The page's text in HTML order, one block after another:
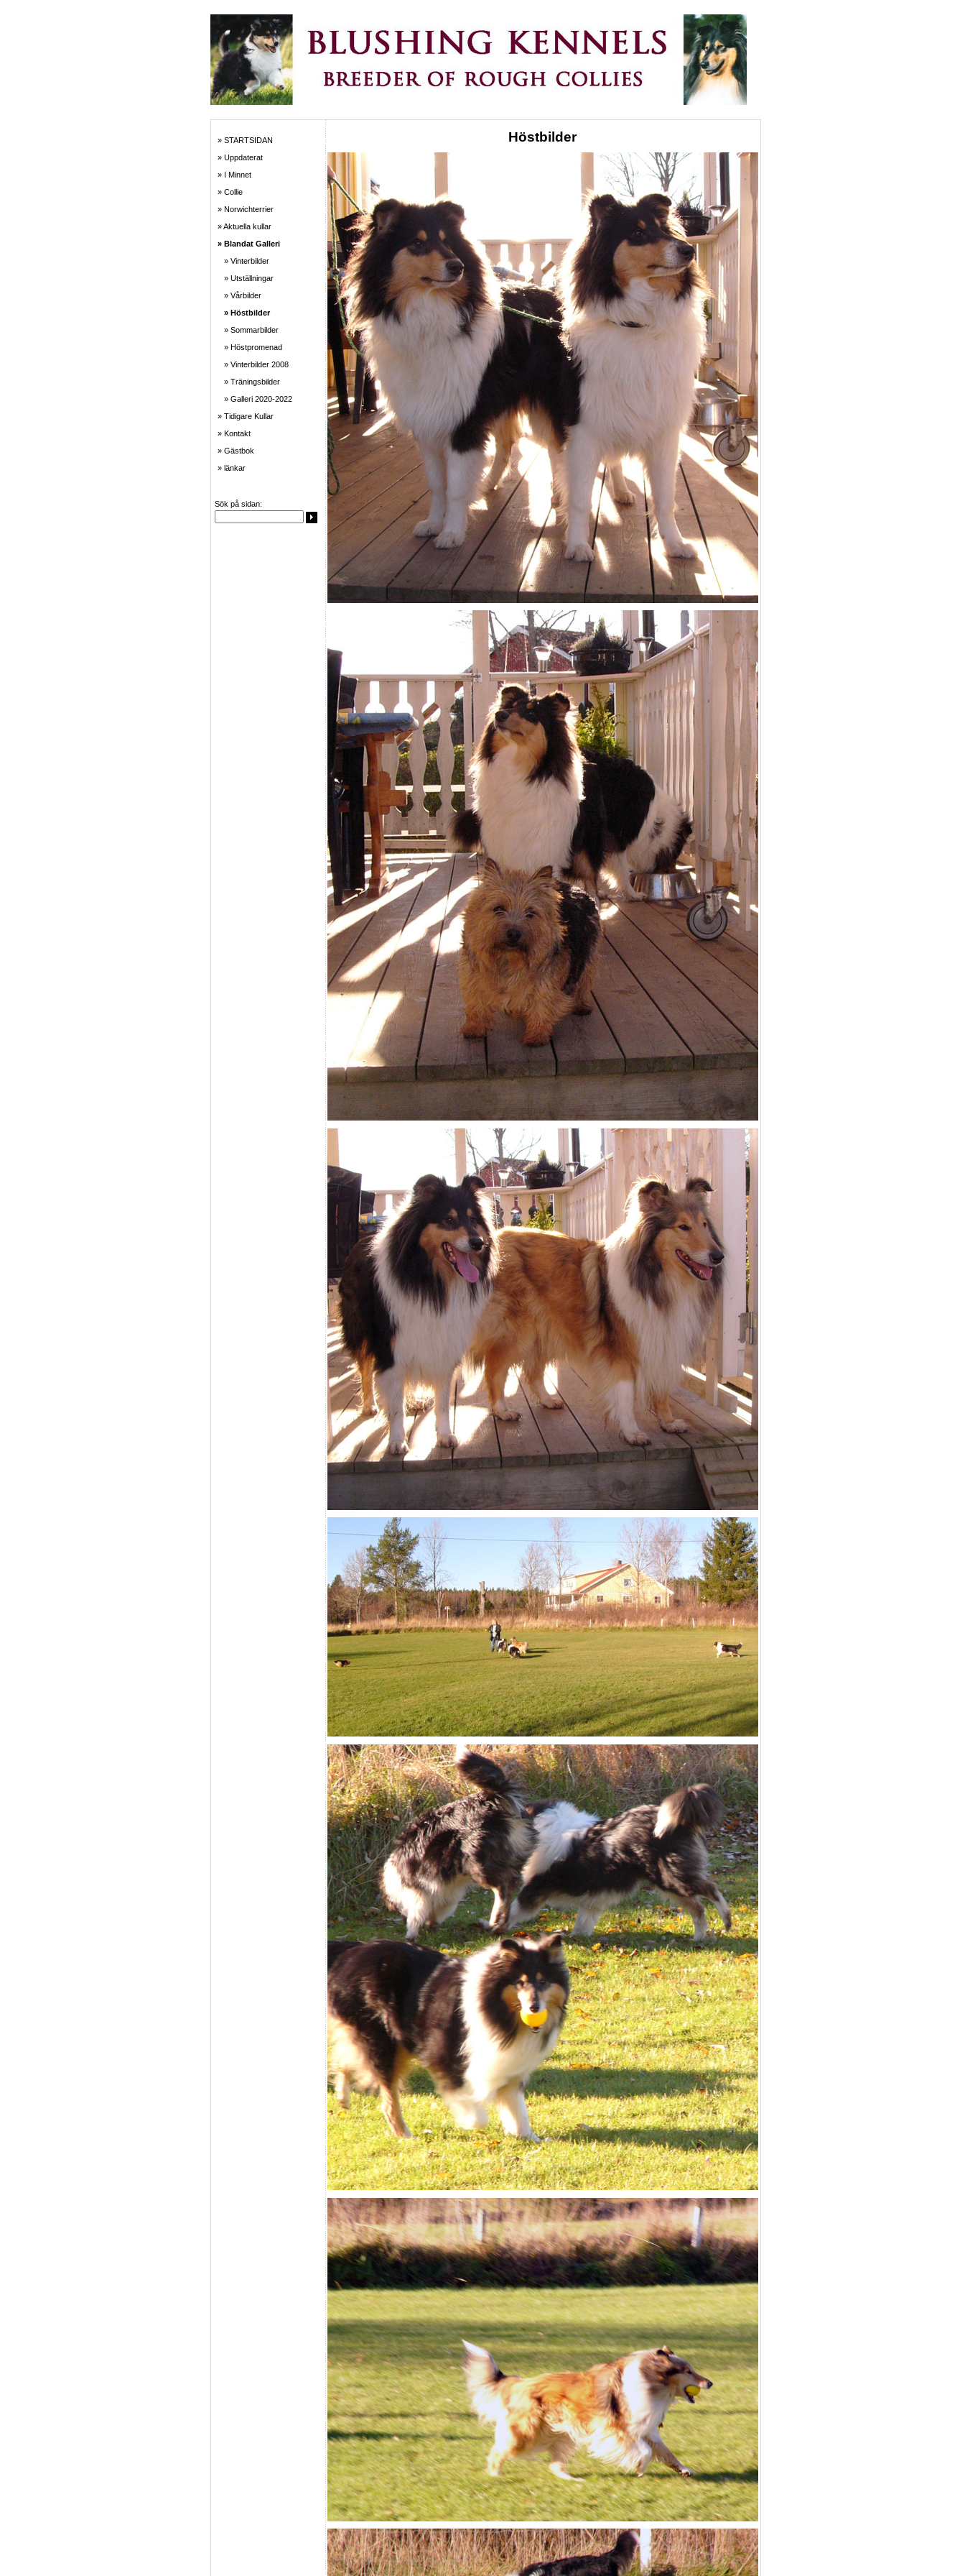
» STARTSIDAN
» Uppdaterat
» I Minnet
» Collie
» Norwichterrier
» Aktuella kullar
» Blandat Galleri
» Vinterbilder
» Utställningar
» Vårbilder
» Höstbilder
» Sommarbilder
» Höstpromenad
» Vinterbilder 2008
» Träningsbilder
» Galleri 2020-2022
» Tidigare Kullar
» Kontakt
» Gästbok
» länkar
Sök på sidan:
Höstbilder